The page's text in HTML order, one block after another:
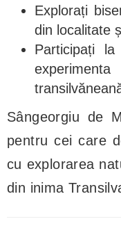
Explorați
din localitate
Participați
Sângeorgiu de
pentru cei care
cu explorarea
din inima